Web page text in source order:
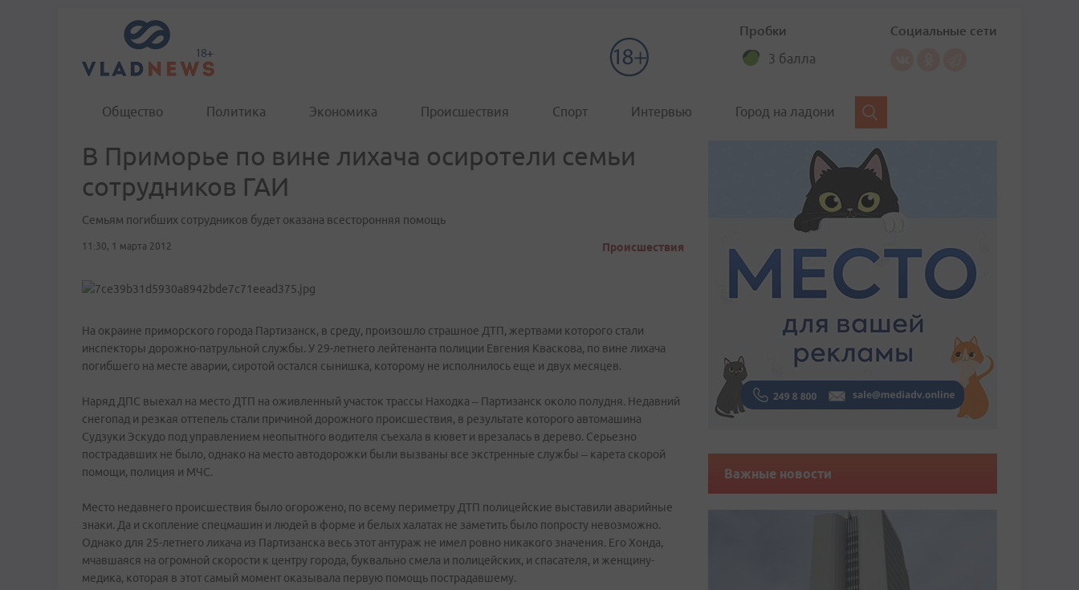
Пробки
3 балла
Социальные сети
Общество Политика Экономика Происшествия Спорт Интервью Город на ладони
В Приморье по вине лихача осиротели семьи
сотрудников ГАИ
Семьям погибших сотрудников будет оказана всесторонняя помощь
11:30, 1 марта 2012 Происшествия
На окраине приморского города Партизанск, в среду, произошло страшное ДТП, жертвами которого стали
инспекторы дорожно-патрульной службы. У 29-летнего лейтенанта полиции Евгения Кваскова, по вине лихача
погибшего на месте аварии, сиротой остался сынишка, которому не исполнилось еще и двух месяцев.
Наряд ДПС выехал на место ДТП на оживленный участок трассы Находка – Партизанск около полудня. Недавний
снегопад и резкая оттепель стали причиной дорожного происшествия, в результате которого автомашина
Судзуки Эскудо под управлением неопытного водителя съехала в кювет и врезалась в дерево. Серьезно
пострадавших не было, однако на место автодорожки были вызваны все экстренные службы – карета скорой
помощи, полиция и МЧС.
Место недавнего происшествия было огорожено, по всему периметру ДТП полицейские выставили аварийные
знаки. Да и скопление спецмашин и людей в форме и белых халатах не заметить было попросту невозможно.
Однако для 25-летнего лихача из Партизанска весь этот антураж не имел ровно никакого значения. Его Хонда,
мчавшаяся на огромной скорости к центру города, буквально смела и полицейских, и спасателя, и женщину-
медика, которая в этот самый момент оказывала первую помощь пострадавшему.
Важные новости